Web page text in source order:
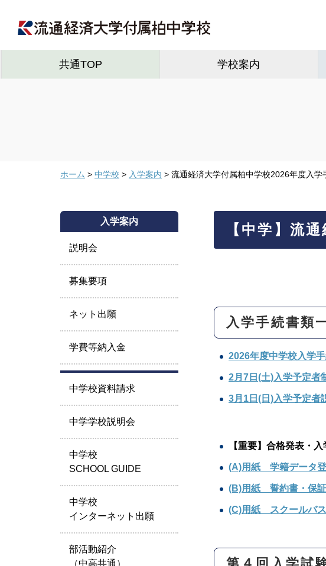
共通TOP 学校案内
ホーム > 中学校 > 入学案内 > 流通経済大学付属柏中学校2026年度入学
【中学】流
入学手続書類
2026年度中学校入学
2月7日(土)入学予定者
3月1日(日)入学予定者
【重要】合格発表・
(A)用紙 学籍データ
(B)用紙 誓約書・保
(C)用紙 スクールバ
入学案内
説明会
募集要項
ネット出願
学費等納入金
中学校資料請求
中学学校説明会
中学校
SCHOOL GUIDE
中学校
インターネット出願
部活動紹介
（中高共通）